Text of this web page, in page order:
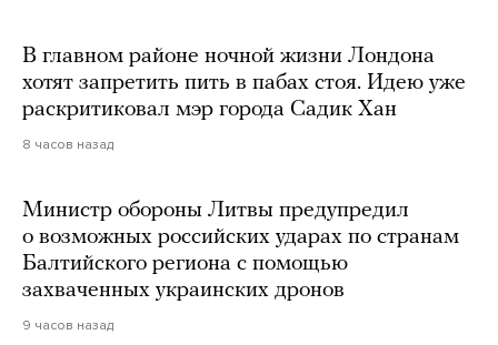
В главном районе ночной жизни Лондона
хотят запретить пить в пабах стоя. Идею уже
раскритиковал мэр города Садик Хан
8 часов назад
Министр обороны Литвы предупредил
о возможных российских ударах по странам
Балтийского региона с помощью
захваченных украинских дронов
9 часов назад